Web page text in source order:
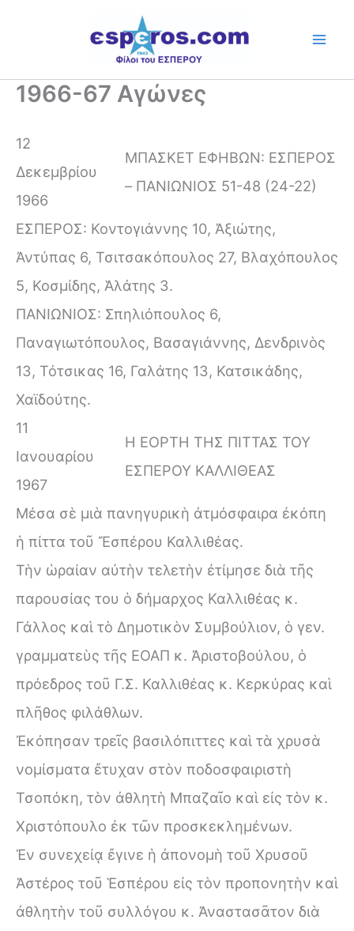
1966-67 Αγώνες
12
Δεκεμβρίου
1966
ΜΠΑΣΚΕΤ ΕΦΗΒΩΝ: ΕΣΠΕΡΟΣ
– ΠΑΝΙΩΝΙΟΣ 51-48 (24-22)
ΕΣΠΕΡΟΣ: Κοντογιάννης 10, Ἀξιώτης,
Ἀντύπας 6, Τσιτσακόπουλος 27, Βλαχόπουλος
5, Κοσμίδης, Ἁλάτης 3.
ΠΑΝΙΩΝΙΟΣ: Σπηλιόπουλος 6,
Παναγιωτόπουλος, Βασαγιάννης, Δενδρινὸς
13, Τότσικας 16, Γαλάτης 13, Κατσικάδης,
Χαϊδούτης.
11
Ιανουαρίου
1967
Η ΕΟΡΤΗ ΤΗΣ ΠΙΤΤΑΣ ΤΟΥ
ΕΣΠΕΡΟΥ ΚΑΛΛΙΘΕΑΣ
Μέσα σὲ μιὰ πανηγυρικὴ ἀτμόσφαιρα ἐκόπη
ἡ πίττα τοῦ Ἔσπέρου Καλλιθέας.
Τὴν ὡραίαν αὐτὴν τελετὴν ἐτίμησε διὰ τῆς
παρουσίας του ὁ δήμαρχος Καλλιθέας κ.
Γάλλος καὶ τὸ Δημοτικὸν Συμβούλιον, ὁ γεν.
γραμματεὺς τῆς ΕΟΑΠ κ. Ἀριστοβούλου, ὁ
πρόεδρος τοῦ Γ.Σ. Καλλιθέας κ. Κερκύρας καὶ
πλῆθος φιλάθλων.
Ἐκόπησαν τρεῖς βασιλόπιττες καὶ τὰ χρυσὰ
νομίσματα ἔτυχαν στὸν ποδοσφαιριστὴ
Τσοπόκη, τὸν ἀθλητὴ Μπαζαῖο καὶ εἰς τὸν κ.
Χριστόπουλο ἐκ τῶν προσκεκλημένων.
Ἐν συνεχείᾳ ἔγινε ἡ ἀπονομὴ τοῦ Χρυσοῦ
Ἀστέρος τοῦ Ἑσπέρου εἰς τὸν προπονητὴν καὶ
ἀθλητὴν τοῦ συλλόγου κ. Ἀναστασᾶτον διὰ